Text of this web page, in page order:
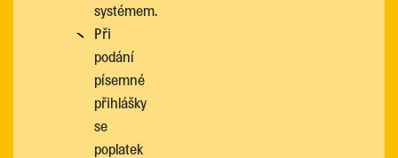
systémem.
Při
podání
písemné
přihlášky
se
poplatek